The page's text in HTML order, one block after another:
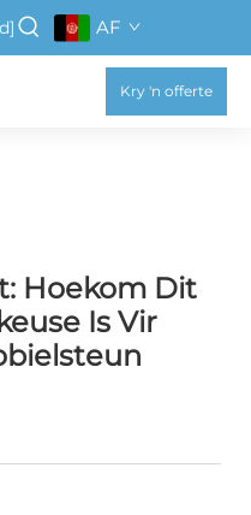
AF
Kry 'n offerte
Hoekom Dit
Is Vir